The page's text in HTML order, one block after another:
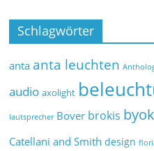
Schlagwörter
anta anta leuchten
audio axolight
lautsprecher Bover brokis
Catellani and Smith design